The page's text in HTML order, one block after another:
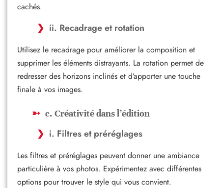
cachés.
ii. Recadrage et rotation
Utilisez le recadrage pour améliorer la composition et
supprimer les éléments distrayants. La rotation permet de
redresser des horizons inclinés et d’apporter une touche
finale à vos images.
c. Créativité dans l’édition
i. Filtres et préréglages
Les filtres et préréglages peuvent donner une ambiance
particulière à vos photos. Expérimentez avec différentes
options pour trouver le style qui vous convient.